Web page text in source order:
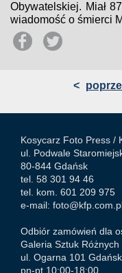
Obywatelskiej. Miał
wiadomość o śmierci
<
Kosycarz Foto Press /
ul. Podwale
80-844 Gdańsk
tel. 58 301 94 46
tel. kom. 601 209 975
e-mail:
Odbiór zamówień dla
Galeria Sztuk Różnych
ul. Ogarna 101 Gdańsk
pn-pt 10:00-18:00